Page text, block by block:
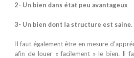
2- Un bien dans état peu avantageux
3- Un bien dont la structure est saine.
Il faut également être en mesure
afin de louer « facilement » le bien. Il